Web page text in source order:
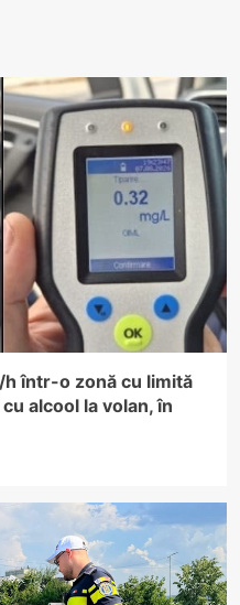
h într-o zonă cu limită
alcool la volan, în